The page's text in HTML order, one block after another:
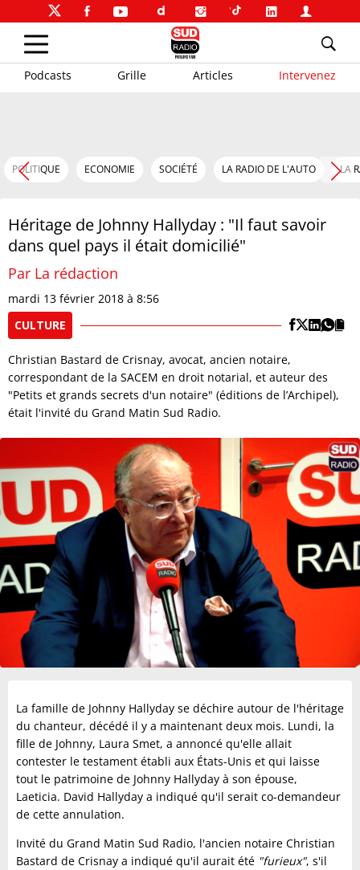
Podcasts Grille Articles Intervenez
POLITIQUE ECONOMIE SOCIÉTÉ LA RADIO DE L'AUTO LA
Héritage de Johnny Hallyday : "Il faut savoir
dans quel pays il était domicilié"
Par La rédaction
mardi 13 février 2018 à 8:56
CULTURE
Christian Bastard de Crisnay, avocat, ancien notaire,
correspondant de la SACEM en droit notarial, et auteur des
"Petits et grands secrets d'un notaire" (éditions de l’Archipel),
était l'invité du Grand Matin Sud Radio.
La famille de Johnny Hallyday se déchire autour de l'héritage
du chanteur, décédé il y a maintenant deux mois. Lundi, la
fille de Johnny, Laura Smet, a annoncé qu'elle allait
contester le testament établi aux États-Unis et qui laisse
tout le patrimoine de Johnny Hallyday à son épouse,
Laeticia. David Hallyday a indiqué qu'il serait co-demandeur
de cette annulation.
Invité du Grand Matin Sud Radio, l'ancien notaire Christian
Bastard de Crisnay a indiqué qu'il aurait été "furieux", s'il